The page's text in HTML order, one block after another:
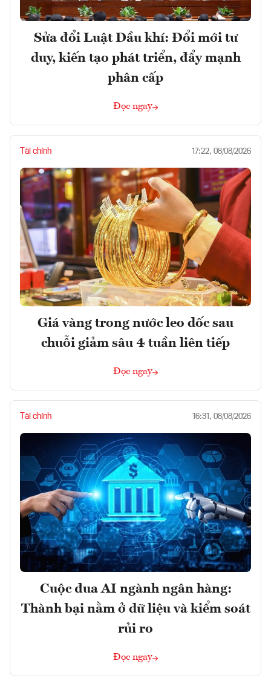
Sửa đổi Luật Dầu khí: Đổi mới tư
duy, kiến tạo phát triển, đẩy mạnh
phân cấp
Đọc ngay
Tài chính 17:22, 08/08/2026
Giá vàng trong nước leo dốc sau
chuỗi giảm sâu 4 tuần liên tiếp
Đọc ngay
Tài chính 16:31, 08/08/2026
Cuộc đua AI ngành ngân hàng:
Thành bại nằm ở dữ liệu và kiểm soát
rủi ro
Đọc ngay